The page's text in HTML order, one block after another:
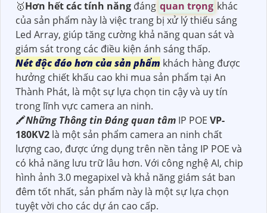
🥇️Hơn hết các tính năng đáng quan trọng khác
của sản phẩm này là việc trang bị xử lý thiếu sáng
Led Array, giúp tăng cường khả năng quan sát và
giám sát trong các điều kiện ánh sáng thấp.
Nét độc đáo hơn của sản phẩm khách hàng được
hưởng chiết khấu cao khi mua sản phẩm tại An
Thành Phát, là một sự lựa chọn tin cậy và uy tín
trong lĩnh vực camera an ninh.
🖍Những Thông tin Đáng quan tâm IP POE VP-
180KV2 là một sản phẩm camera an ninh chất
lượng cao, được ứng dụng trên nền tảng IP POE và
có khả năng lưu trữ lâu hơn. Với công nghệ AI, chip
hình ảnh 3.0 megapixel và khả năng giám sát ban
đêm tốt nhất, sản phẩm này là một sự lựa chọn
tuyệt vời cho các dự án cao cấp.